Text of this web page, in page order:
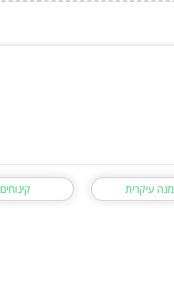
מנה עיקרית קינוחים